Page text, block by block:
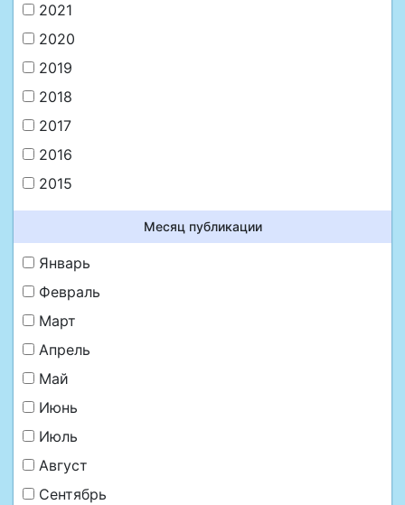
2021
2020
2019
2018
2017
2016
2015
Месяц публикации
Январь
Февраль
Март
Апрель
Май
Июнь
Июль
Август
Сентябрь